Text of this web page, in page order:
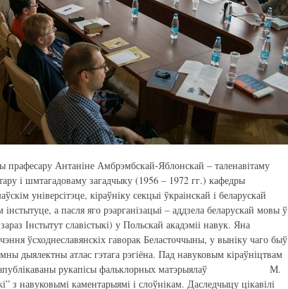
Антаніне Амбрэмбскай-Яблонскай – таленавітаму
і шмтагадоваму загадчыку (1956 – 1972 гг.) кафедры
універсітэце, кіраўніку секцыі ўкраінскай і беларускай
інстытуце, а пасля яго рэарганізацыі – аддзела беларускай мовы ў
Інстытут славістыкі) у Польскай акадэміі навук. Яна
ўсходнеславянскіх гаворак Беласточчыны, у выніку чаго быў
дыялектны атлас гэтага рэгіёна. Пад навуковым кіраўніцтвам
і апублікаваны рукапісы фальклорных матэрыялаў М.
з навуковымі каментарыямі і слоўнікам. Даследчыцу цікавілі